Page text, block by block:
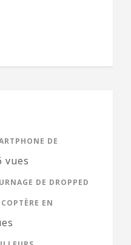
DE
vues
DE DROPPED
EN